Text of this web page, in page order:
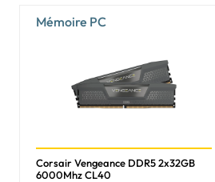
Mémoire PC
Corsair Vengeance DDR5 2x32GB
6000Mhz CL40